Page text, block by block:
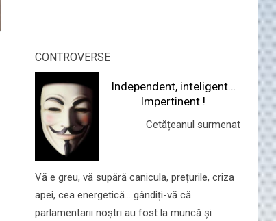
CONTROVERSE
Independent, inteligent…
Impertinent !
Cetățeanul surmenat
Vă e greu, vă supără canicula, prețurile, criza
apei, cea energetică... gândiți-vă că
parlamentarii noștri au fost la muncă și